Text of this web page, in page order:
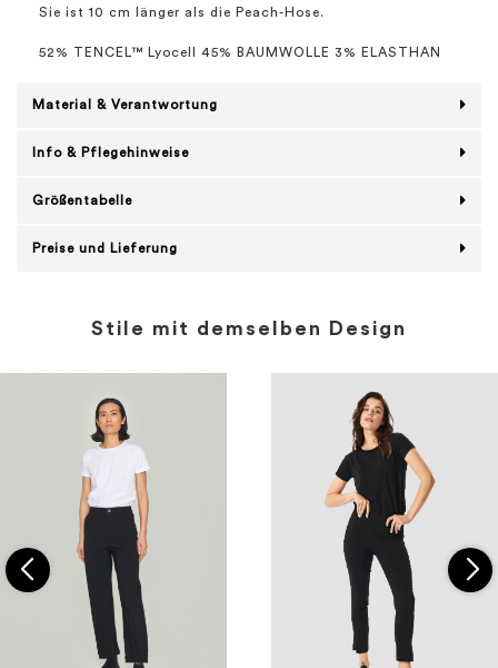
Sie ist 10 cm länger als die Peach-Hose.
52% TENCEL™ Lyocell 45% BAUMWOLLE 3% ELASTHAN
Material & Verantwortung
Info & Pflegehinweise
Größentabelle
Preise und Lieferung
Stile mit demselben Design